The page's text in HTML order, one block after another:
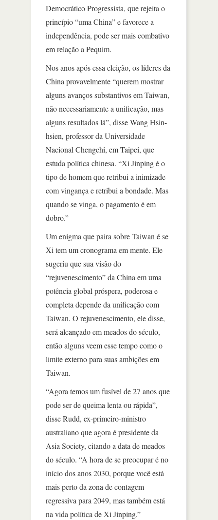
Democrático Progressista, que rejeita o
princípio “uma China” e favorece a
independência, pode ser mais combativo
em relação a Pequim.
Nos anos após essa eleição, os líderes da
China provavelmente “querem mostrar
alguns avanços substantivos em Taiwan,
não necessariamente a unificação, mas
alguns resultados lá”, disse Wang Hsin-
hsien, professor da Universidade
Nacional Chengchi, em Taipei, que
estuda política chinesa. “Xi Jinping é o
tipo de homem que retribui a inimizade
com vingança e retribui a bondade. Mas
quando se vinga, o pagamento é em
dobro.”
Um enigma que paira sobre Taiwan é se
Xi tem um cronograma em mente. Ele
sugeriu que sua visão do
“rejuvenescimento” da China em uma
potência global próspera, poderosa e
completa depende da unificação com
Taiwan. O rejuvenescimento, ele disse,
será alcançado em meados do século,
então alguns veem esse tempo como o
limite externo para suas ambições em
Taiwan.
“Agora temos um fusível de 27 anos que
pode ser de queima lenta ou rápida”,
disse Rudd, ex-primeiro-ministro
australiano que agora é presidente da
Asia Society, citando a data de meados
do século. “A hora de se preocupar é no
início dos anos 2030, porque você está
mais perto da zona de contagem
regressiva para 2049, mas também está
na vida política de Xi Jinping.”